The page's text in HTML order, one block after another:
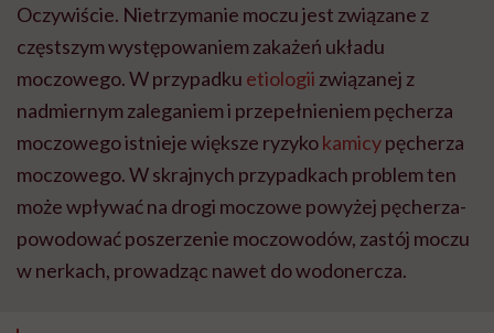
Oczywiście. Nietrzymanie moczu jest związane z
częstszym występowaniem zakażeń układu
moczowego. W przypadku etiologii związanej z
nadmiernym zaleganiem i przepełnieniem pęcherza
moczowego istnieje większe ryzykokamicypęcherza
moczowego. W skrajnych przypadkach problem ten
może wpływać na drogi moczowe powyżej pęcherza-
powodować poszerzenie moczowodów, zastój moczu
w nerkach, prowadząc nawet do wodonercza.